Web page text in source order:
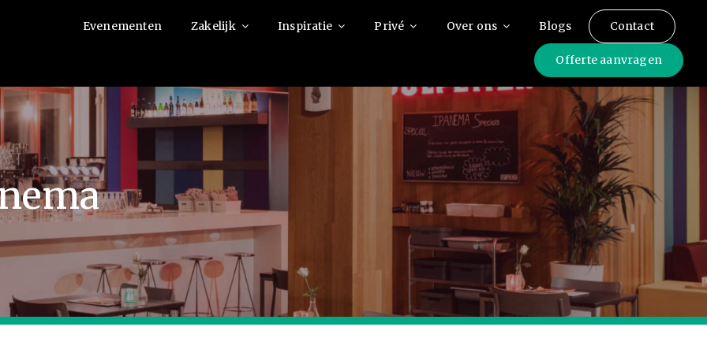
Evenementen Zakelijk Inspiratie Privé Over ons Blogs Contact
Offerte aanvragen